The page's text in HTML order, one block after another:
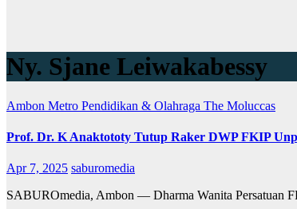
Ny. Sjane Leiwakabessy
Ambon Metro Pendidikan & Olahraga The Moluccas
Prof. Dr. K Anaktototy Tutup Raker DWP FKIP
Apr 7, 2025 saburomedia
SABUROmedia, Ambon — Dharma Wanita Persatuan